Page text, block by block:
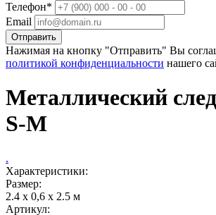
Телефон*
Email
Отправить
Нажимая на кнопку "Отправить" Вы
политикой конфиденциальности нашего
Металлический
S-M
.
Характеристики:
Размер:
2.4 x 0,6 x 2.5 м
Артикул: